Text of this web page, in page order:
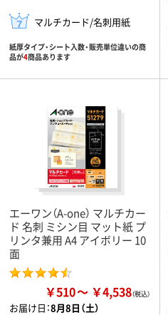
マルチカード/名刺用紙
紙厚タイプ・シート入数・販売単位違いの商
品が4商品あります
エーワン（A-one） マルチカー
ド 名刺 ミシン目 マット紙 プ
リンタ兼用 A4 アイボリー 10
面
￥510 ￥4,538
お届け日：8月8日（土）